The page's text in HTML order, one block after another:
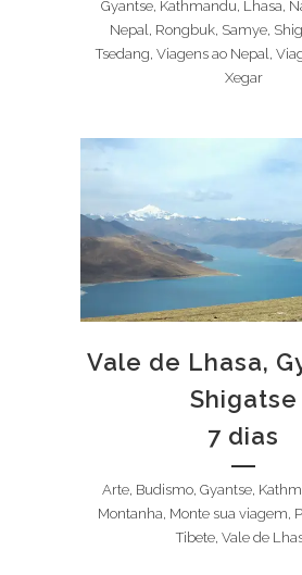
Gyantse, Kathmandu, Lhasa,
Nepal, Rongbuk, Samye,
Tsedang, Viagens ao Nepal,
Xegar
Vale de Lhasa,
Shigatse
7 dias
Arte, Budismo, Gyantse,
Montanha, Monte sua viagem,
Tibete, Vale de